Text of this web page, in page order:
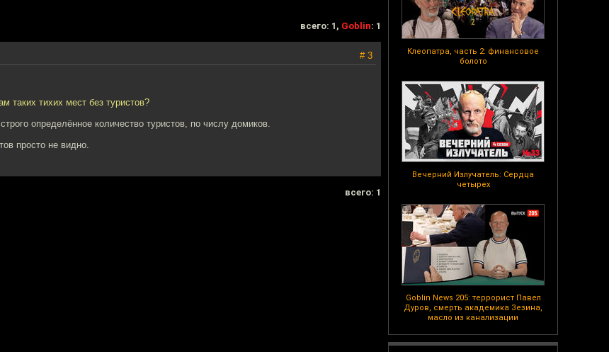
Клеопатра, часть 2: финансовое
болото
Вечерний Излучатель: Сердца
четырех
Goblin News 205: террорист Павел
Дуров, смерть академика Зезина,
масло из канализации
всего: 1, Goblin: 1
# 3
таких тихих мест без туристов?
определённое количество туристов, по числу домиков.
просто не видно.
всего: 1